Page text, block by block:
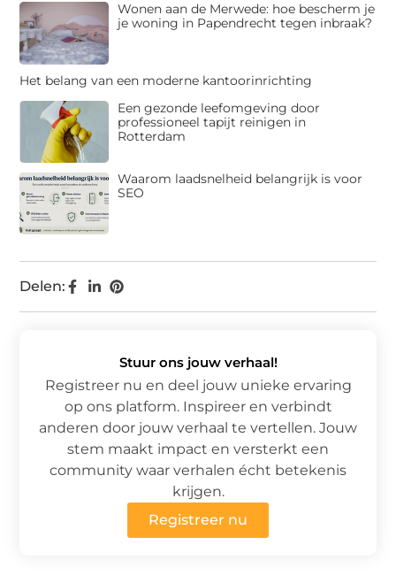
Delen:
Wonen aan de Merwede: hoe bescherm je
je woning in Papendrecht tegen inbraak?
Het belang van een moderne kantoorinrichting
Een gezonde leefomgeving door
professioneel tapijt reinigen in
Rotterdam
Waarom laadsnelheid belangrijk is voor
SEO
Stuur ons jouw verhaal!
Registreer nu en deel jouw unieke ervaring
op ons platform. Inspireer en verbindt
anderen door jouw verhaal te vertellen. Jouw
stem maakt impact en versterkt een
community waar verhalen écht betekenis
krijgen.
Registreer nu